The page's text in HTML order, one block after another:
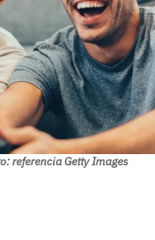
referencia Getty Images